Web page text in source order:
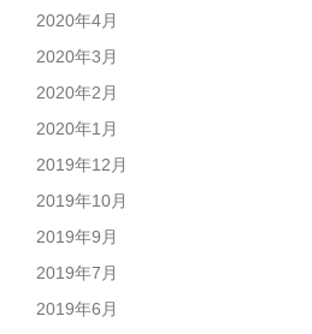
2020年4月
2020年3月
2020年2月
2020年1月
2019年12月
2019年10月
2019年9月
2019年7月
2019年6月